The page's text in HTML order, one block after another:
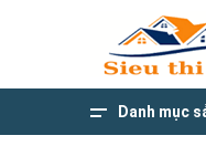
Danh mục